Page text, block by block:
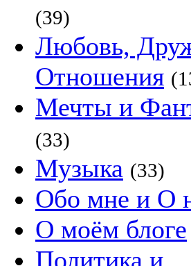
(39)
Любовь,
Отношения
Мечты и
(33)
Музыка (33)
Обо мне и О
О моём блоге
Политика и